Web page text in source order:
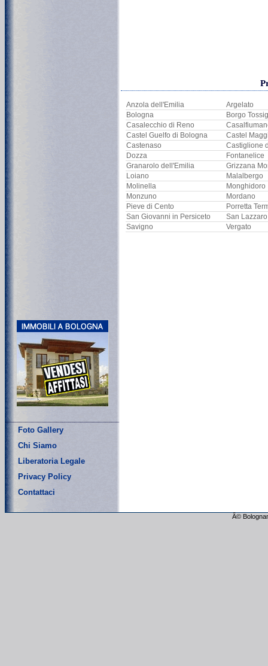
Foto Gallery
Chi Siamo
Liberatoria Legale
Privacy Policy
Contattaci
Anzola dell'Emilia
Argelato
Bologna
Borgo
Casalecchio di Reno
Castel Guelfo di Bologna
Castel
Castenaso
Castiglione
Dozza
Fontanelice
Granarolo dell'Emilia
Grizzana
Loiano
Malalbergo
Molinella
Monghidoro
Monzuno
Mordano
Pieve di Cento
Porretta
San Giovanni in Persiceto
San
Savigno
Vergato
Â©